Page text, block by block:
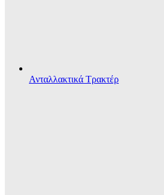
Ανταλλακτικά Τρακτέρ